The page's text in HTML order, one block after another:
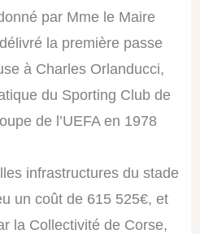
par Mme le Maire
la première passe
à Charles Orlanducci,
du Sporting Club de
de l’UEFA en 1978
infrastructures du stade
un coût de 615 525€, et
la Collectivité de Corse,